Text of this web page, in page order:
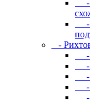
-
-
-
-
-
-
-
-